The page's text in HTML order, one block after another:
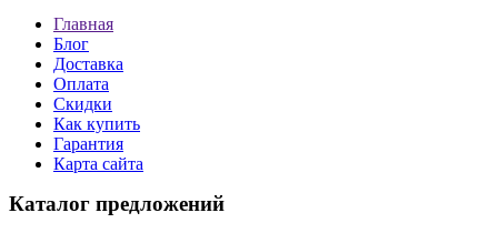
Главная
Блог
Доставка
Оплата
Скидки
Как купить
Гарантия
Карта сайта
Каталог предложений